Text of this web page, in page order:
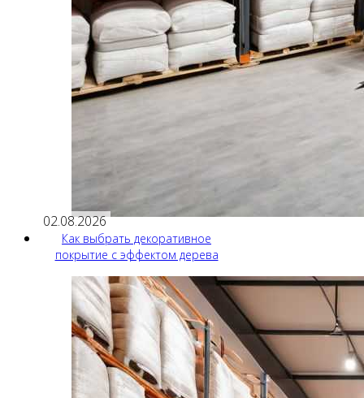
02.08.2026
Как выбрать декоративное
покрытие с эффектом дерева